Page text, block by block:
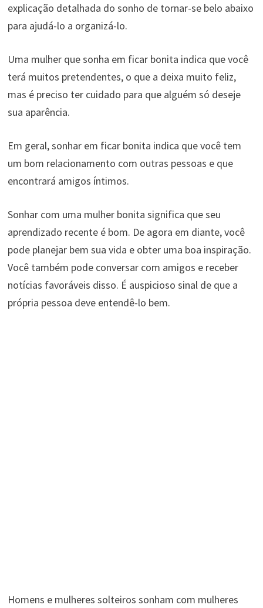
explicação detalhada do sonho de tornar-se belo abaixo
para ajudá-lo a organizá-lo.
Uma mulher que sonha em ficar bonita indica que você
terá muitos pretendentes, o que a deixa muito feliz,
mas é preciso ter cuidado para que alguém só deseje
sua aparência.
Em geral, sonhar em ficar bonita indica que você tem
um bom relacionamento com outras pessoas e que
encontrará amigos íntimos.
Sonhar com uma mulher bonita significa que seu
aprendizado recente é bom. De agora em diante, você
pode planejar bem sua vida e obter uma boa inspiração.
Você também pode conversar com amigos e receber
notícias favoráveis ​​disso. É auspicioso sinal de que a
própria pessoa deve entendê-lo bem.
Homens e mulheres solteiros sonham com mulheres